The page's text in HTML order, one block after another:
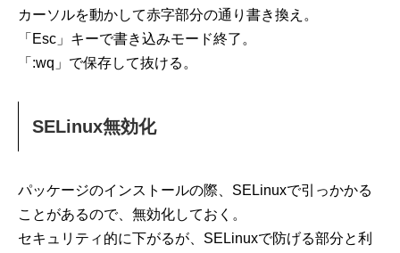
カーソルを動かして赤字部分の通り書き換え。
「Esc」キーで書き込みモード終了。
「:wq」で保存して抜ける。
SELinux無効化
パッケージのインストールの際、SELinuxで引っかかる
ことがあるので、無効化しておく。
セキュリティ的に下がるが、SELinuxで防げる部分と利